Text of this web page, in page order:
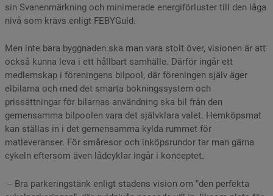
sin Svanenmärkning och minimerade energiförluster till den låga
nivå som krävs enligt FEBYGuld.
Men inte bara byggnaden ska man vara stolt över, visionen är att
också kunna leva i ett hållbart samhälle. Därför ingår ett
medlemskap i föreningens bilpool, där föreningen själv äger
elbilarna och med det smarta bokningssystem och
prissättningar för bilarnas användning ska bil från den
gemensamma bilpoolen vara det självklara valet. Hemköpsmat
kan ställas in i det gemensamma kylda rummet för
matleveranser. För småresor och inköpsrundor tar man gärna
cykeln eftersom även lådcyklar ingår i konceptet.
– Bra parkeringstänk enligt stadens vision om ”den perfekta